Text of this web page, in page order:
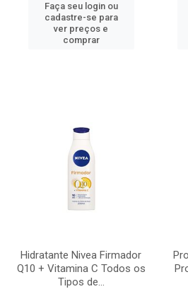
Faça seu login ou
cadastre-se para
ver preços e
comprar
Hidratante Nivea Firmador
Q10 + Vitamina C Todos os
Tipos de...